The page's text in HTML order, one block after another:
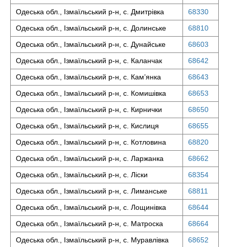
Одеська обл., Ізмаїльський р-н, с. Дмитрівка
68330
Одеська обл., Ізмаїльський р-н, с. Долинське
68810
Одеська обл., Ізмаїльський р-н, с. Дунайське
68603
Одеська обл., Ізмаїльський р-н, с. Каланчак
68642
Одеська обл., Ізмаїльський р-н, с. Кам’янка
68643
Одеська обл., Ізмаїльський р-н, с. Комишівка
68653
Одеська обл., Ізмаїльський р-н, с. Кирнички
68650
Одеська обл., Ізмаїльський р-н, с. Кислиця
68655
Одеська обл., Ізмаїльський р-н, с. Котловина
68820
Одеська обл., Ізмаїльський р-н, с. Ларжанка
68662
Одеська обл., Ізмаїльський р-н, с. Ліски
68354
Одеська обл., Ізмаїльський р-н, с. Лиманське
68811
Одеська обл., Ізмаїльський р-н, с. Лощинівка
68644
Одеська обл., Ізмаїльський р-н, с. Матроска
68664
Одеська обл., Ізмаїльський р-н, с. Муравлівка
68652